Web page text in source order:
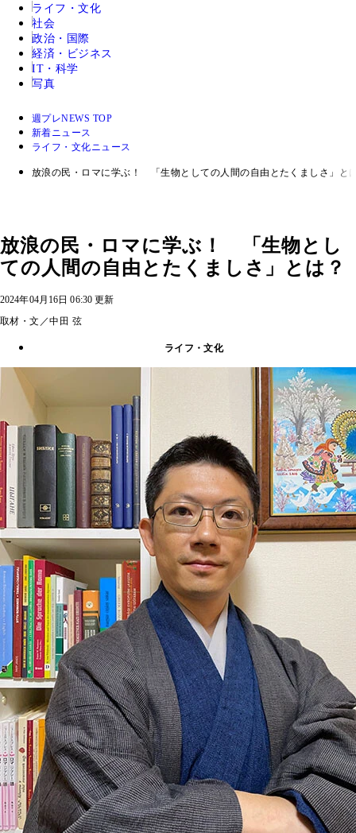
ライフ・文化
社会
政治・国際
経済・ビジネス
IT・科学
写真
週プレNEWS TOP
新着ニュース
ライフ・文化ニュース
放浪の民・ロマに学ぶ！ 「生物としての人間の自由とたくましさ」と
放浪の民・ロマに学ぶ！ 「生物とし
ての人間の自由とたくましさ」とは？
2024年04月16日 06:30 更新
取材・文／中田 弦
ライフ・文化